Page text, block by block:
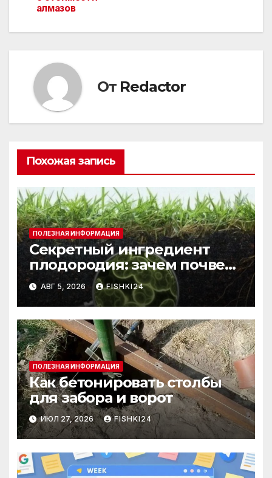
по
записям
алмазов
От Redactor
Похожая запись
ПОЛЕЗНАЯ ИНФОРМАЦИЯ
Секретный ингредиент
плодородия: зачем почве
нужны бактерии и
биогумус
АВГ 5, 2026 FISHKI24
ПОЛЕЗНАЯ ИНФОРМАЦИЯ
Как бетонировать столбы
для забора и ворот
ИЮЛ 27, 2026 FISHKI24